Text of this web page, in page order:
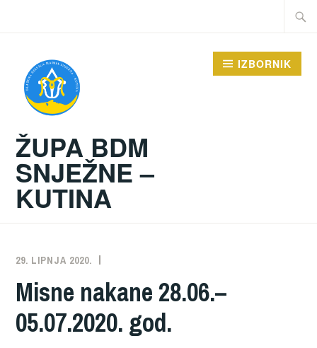
Traži:
ŽUPA BDM
SNJEŽNE –
KUTINA
IZBORNIK
29. LIPNJA 2020.
Misne nakane 28.06.–
05.07.2020. god.